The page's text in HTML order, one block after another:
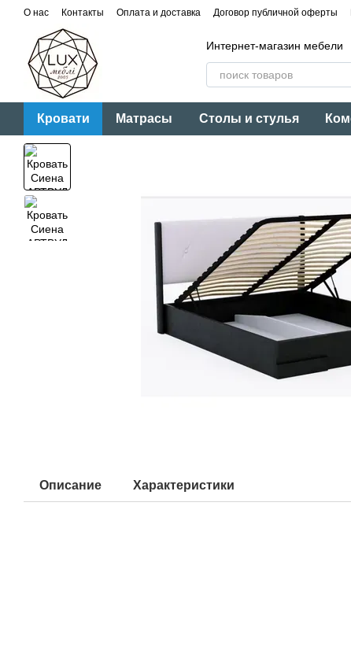
Перейти к основному контенту
О нас Контакты Оплата и доставка Договор публичной оферты
Интернет-магазин мебели
Кровати Матрасы Столы и стулья
Описание Характеристики